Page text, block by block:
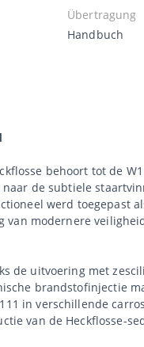
Übertragung
Handbuch
behoort tot de
naar de subtiele
werd toegepast
van modernere
de uitvoering met
brandstofinjectie
in verschillende
van de Heckflosse-